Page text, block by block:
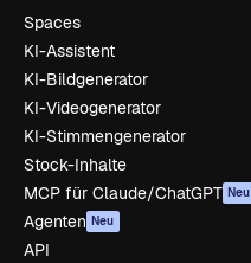
Spaces
KI-Assistent
KI-Bildgenerator
KI-Videogenerator
KI-Stimmengenerator
Stock-Inhalte
MCP für Claude/ChatGPT Neu
Agenten Neu
API